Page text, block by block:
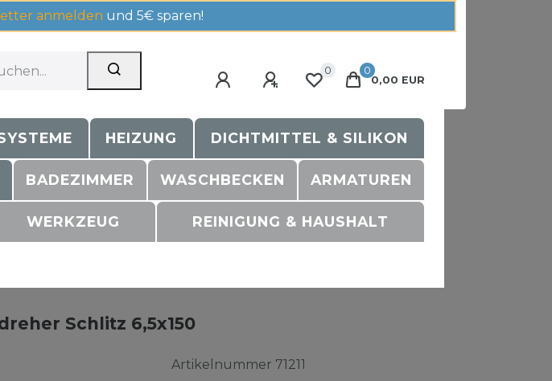
anmelden und 5€ sparen!
0
0
0,00 EUR
HEIZUNG DICHTMITTEL & SILIKON
BADEZIMMER WASCHBECKEN ARMATUREN
WERKZEUG REINIGUNG & HAUSHALT
Schlitz 6,5x150
Artikelnummer 71211